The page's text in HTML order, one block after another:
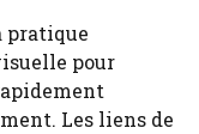
pratique
pour
Les liens de